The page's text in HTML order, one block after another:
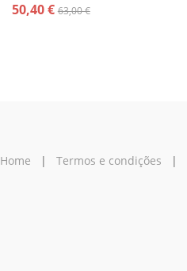
50,40 €63,00 €
Home | Termos e condições |